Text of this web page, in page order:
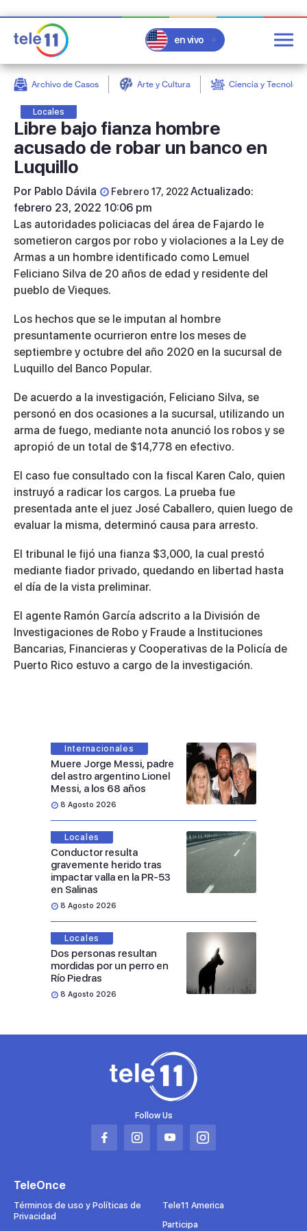
en vivo
Archivo de Casos Arte y Cultura Ciencia y
Locales
Libre bajo fianza hombre
acusado de robar un banco en
Luquillo
Por Pablo Dávila Febrero 17, 2022Actualizado:
febrero 23, 2022 10:06 pm
Las autoridades policiacas del área de Fajardo le
sometieron cargos por robo y violaciones a la Ley de
Armas a un hombre identificado como Lemuel
Feliciano Silva de 20 años de edad y residente del
pueblo de Vieques.
Los hechos que se le imputan al hombre
presuntamente ocurrieron entre los meses de
septiembre y octubre del año 2020 en la sucursal de
Luquillo del Banco Popular.
De acuerdo a la investigación, Feliciano Silva, se
personó en dos ocasiones a la sucursal, utilizando un
arma de fuego, mediante nota anunció los robos y se
apropió de un total de $14,778 en efectivo.
El caso fue consultado con la fiscal Karen Calo, quien
instruyó a radicar los cargos. La prueba fue
presentada ante el juez José Caballero, quien luego de
evaluar la misma, determinó causa para arresto.
El tribunal le fijó una fianza $3,000, la cual prestó
mediante fiador privado, quedando en libertad hasta
el día de la vista preliminar.
El agente Ramón García adscrito a la División de
Investigaciones de Robo y Fraude a Instituciones
Bancarias, Financieras y Cooperativas de la Policía de
Puerto Rico estuvo a cargo de la investigación.
Internacionales
Muere Jorge Messi, padre
del astro argentino Lionel
Messi, a los 68 años
8 Agosto 2026
Locales
Conductor resulta
gravemente herido tras
impactar valla en la PR-53
en Salinas
8 Agosto 2026
Locales
Dos personas resultan
mordidas por un perro en
Río Piedras
8 Agosto 2026
Follow Us
Abrir
pestaña
Abrir
pestaña
Abrir
pestaña
Abrir
pestaña
TeleOnce
Términos de uso y Políticas de
Privacidad
Tele11 America
Participa
post